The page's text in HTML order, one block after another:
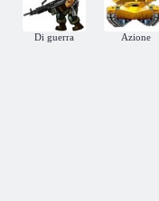
Di guerra Azione